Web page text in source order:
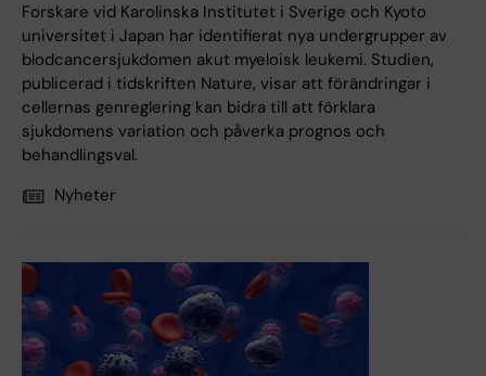
Forskare vid Karolinska Institutet i Sverige och Kyoto
universitet i Japan har identifierat nya undergrupper av
blodcancersjukdomen akut myeloisk leukemi. Studien,
publicerad i tidskriften Nature, visar att förändringar i
cellernas genreglering kan bidra till att förklara
sjukdomens variation och påverka prognos och
behandlingsval.
Nyheter